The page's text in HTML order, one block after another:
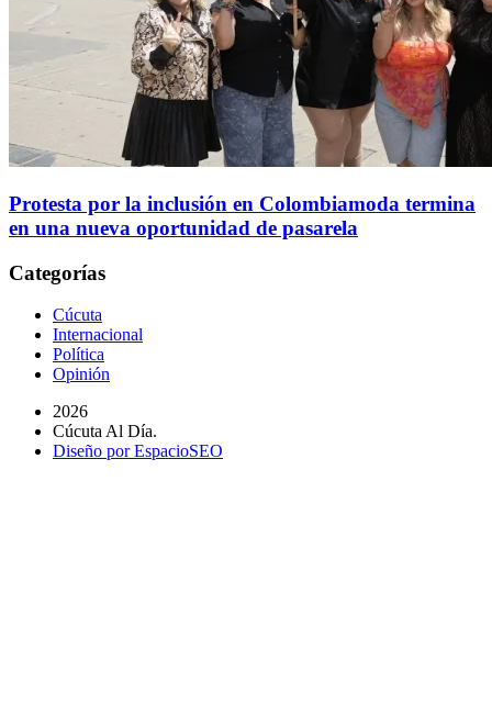
Protesta por la inclusión en Colombiamoda termina
en una nueva oportunidad de pasarela
Categorías
Cúcuta
Internacional
Política
Opinión
2026
Cúcuta Al Día.
Diseño por EspacioSEO